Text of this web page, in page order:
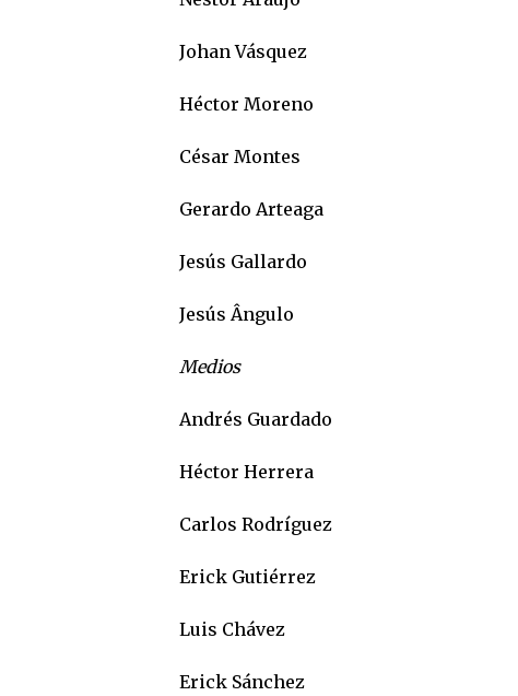
Johan Vásquez
Héctor Moreno
César Montes
Gerardo Arteaga
Jesús Gallardo
Jesús Ângulo
Medios
Andrés Guardado
Héctor Herrera
Carlos Rodríguez
Erick Gutiérrez
Luis Chávez
Erick Sánchez